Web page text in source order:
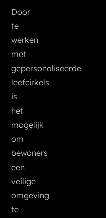
Door
te
werken
met
gepersonaliseerde
leefcirkels
is
het
mogelijk
om
bewoners
een
veilige
omgeving
te